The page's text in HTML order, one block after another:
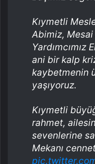
Erdoğan Beypınar’ı
yaşıyoruz. Kendisine
ve sevenlerine
cennet olsun”
Başımız
Kıymetli
Abimiz, Mesai